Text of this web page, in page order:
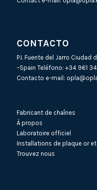
CONTACTO
P.I. Fuente del Jarro Ciudad
–Spain Teléfono: +34 961
Contacto e-mail:
Fabricant de chaînes
À propos
Laboratoire officiel
Installations de plaque or
Trouvez nous